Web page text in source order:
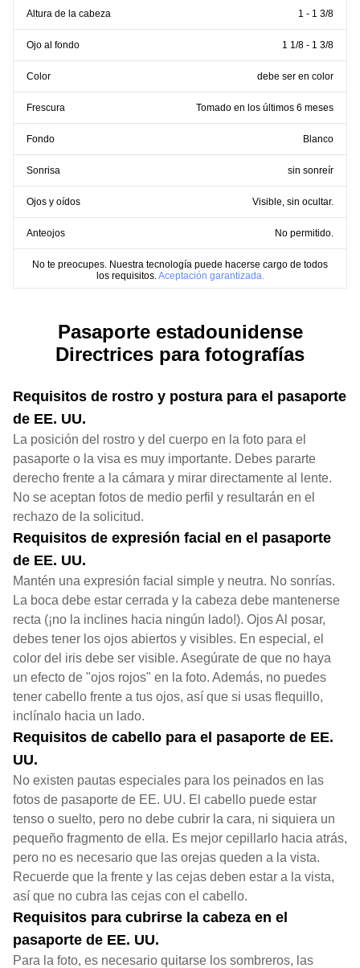
Altura de la cabeza 1 - 1 3/8
Ojo al fondo 1 1/8 - 1 3/8
Color debe ser en color
Frescura Tomado en los últimos 6 meses
Fondo Blanco
Sonrisa sin sonreír
Ojos y oídos Visible, sin ocultar.
Anteojos No permitido.
No te preocupes. Nuestra tecnología puede hacerse cargo de todos
los requisitos.Aceptación garantizada.
Pasaporte estadounidense
Directrices para fotografías
Requisitos de rostro y postura para el pasaporte
de EE. UU.
La posición del rostro y del cuerpo en la foto para el
pasaporte o la visa es muy importante. Debes pararte
derecho frente a la cámara y mirar directamente al lente.
No se aceptan fotos de medio perfil y resultarán en el
rechazo de la solicitud.
Requisitos de expresión facial en el pasaporte
de EE. UU.
Mantén una expresión facial simple y neutra. No sonrías.
La boca debe estar cerrada y la cabeza debe mantenerse
recta (¡no la inclines hacia ningún lado!). Ojos Al posar,
debes tener los ojos abiertos y visibles. En especial, el
color del iris debe ser visible. Asegúrate de que no haya
un efecto de "ojos rojos" en la foto. Además, no puedes
tener cabello frente a tus ojos, así que si usas flequillo,
inclínalo hacia un lado.
Requisitos de cabello para el pasaporte de EE.
UU.
No existen pautas especiales para los peinados en las
fotos de pasaporte de EE. UU. El cabello puede estar
tenso o suelto, pero no debe cubrir la cara, ni siquiera un
pequeño fragmento de ella. Es mejor cepillarlo hacia atrás,
pero no es necesario que las orejas queden a la vista.
Recuerde que la frente y las cejas deben estar a la vista,
así que no cubra las cejas con el cabello.
Requisitos para cubrirse la cabeza en el
pasaporte de EE. UU.
Para la foto, es necesario quitarse los sombreros, las